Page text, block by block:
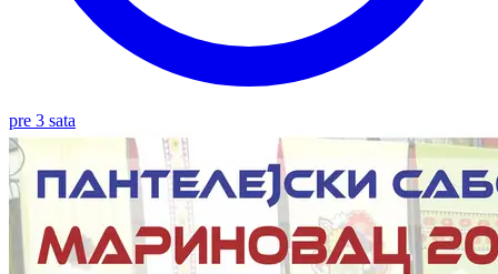
pre 3 sata